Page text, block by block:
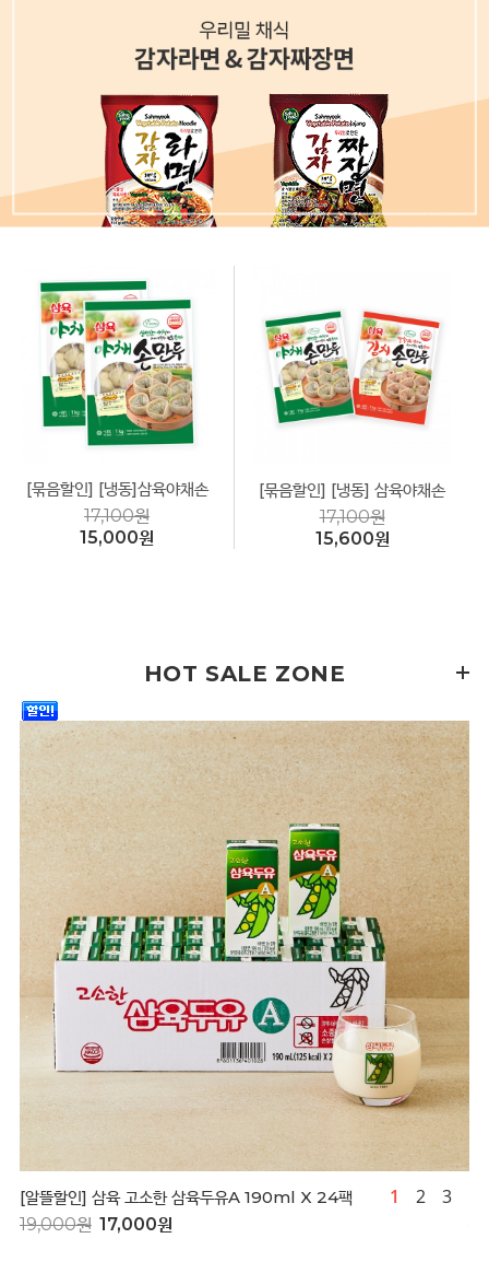
[묶음할인] [냉동]삼육야채손
만두(둥근형) 1kg *2봉 비건
(Vegan)
17,100원
15,000원
[묶음할인] [냉동] 삼육야채손
만두+김치손만두1kg*2봉 비
건(Vegan)
17,100원
15,600원
HOT SALE ZONE
[알뜰할인] 삼육 고소한 삼육두유A 190ml X 24팩
19,000원 17,000원
1 2 3